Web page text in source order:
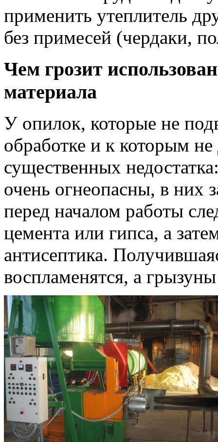
применить утеплитель
без примесей (чердаки,
Чем грозит
материала
У опилок, которые не
обработке и к которым
существенных
очень огнеопасны, в них
перед началом работы
цемента или гипса, а
антисептика.
воспламенятся, а